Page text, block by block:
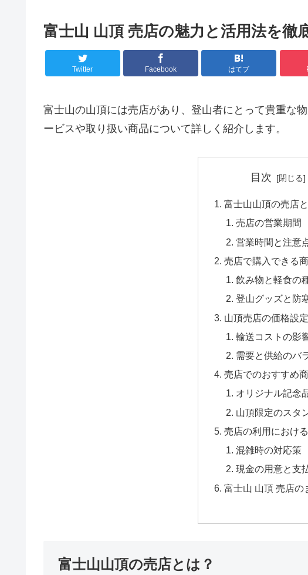
富士山 山頂 売店の魅力と活用法を徹
Twitter Facebook はてブ
富士山の山頂には売店があり、登山者にとって貴重な
ービスや取り扱い商品について詳しく紹介します。
目次
富士山山頂の売店
売店の営業期間
営業時間と注意
売店で購入できる
飲み物と軽食の
登山グッズと防
山頂売店の価格設定
輸送コストの影
需要と供給のバ
売店でのおすすめ
オリジナル記念
山頂限定のスタ
売店の利用におけ
混雑時の対応策
現金の用意と支
富士山 山頂 売店の
富士山山頂の売店とは？